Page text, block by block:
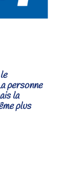
personne
la
plus